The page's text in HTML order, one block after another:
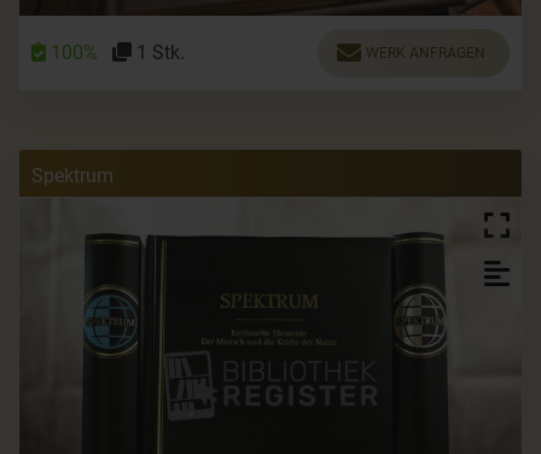
100% 1 Stk. WERK ANFRAGEN
Spektrum